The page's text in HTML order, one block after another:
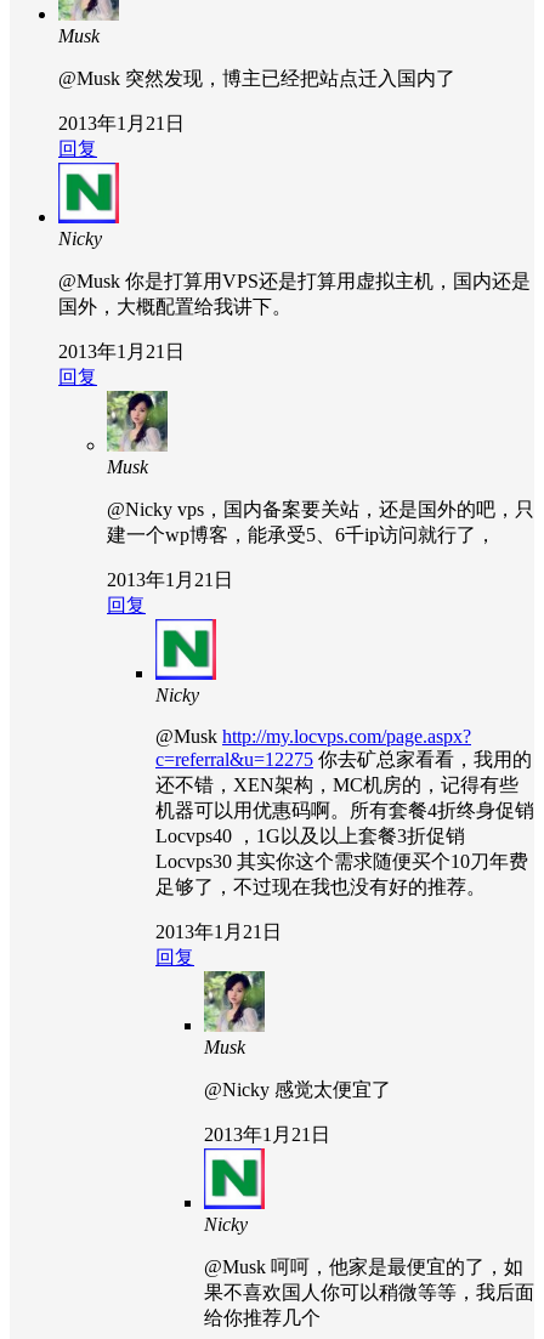
Musk
@Musk 突然发现，博主已经把站点迁入国内了
2013年1月21日
回复
Nicky
@Musk 你是打算用VPS还是打算用虚拟主机，国内还是
国外，大概配置给我讲下。
2013年1月21日
回复
Musk
@Nicky vps，国内备案要关站，还是国外的吧，只
建一个wp博客，能承受5、6千ip访问就行了，
2013年1月21日
回复
Nicky
@Musk http://my.locvps.com/page.aspx?
c=referral&u=12275 你去矿总家看看，我用的
还不错，XEN架构，MC机房的，记得有些
机器可以用优惠码啊。所有套餐4折终身促销
Locvps40 ，1G以及以上套餐3折促销
Locvps30 其实你这个需求随便买个10刀年费
足够了，不过现在我也没有好的推荐。
2013年1月21日
回复
Musk
@Nicky 感觉太便宜了
2013年1月21日
Nicky
@Musk 呵呵，他家是最便宜的了，如
果不喜欢国人你可以稍微等等，我后面
给你推荐几个